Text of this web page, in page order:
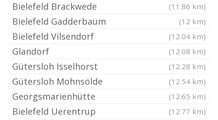
Bielefeld Brackwede (11.86 km)
Bielefeld Gadderbaum (12 km)
Bielefeld Vilsendorf (12.04 km)
Glandorf (12.08 km)
Gütersloh Isselhorst (12.28 km)
Gütersloh Mohnsölde (12.54 km)
Georgsmarienhütte (12.65 km)
Bielefeld Uerentrup (12.77 km)